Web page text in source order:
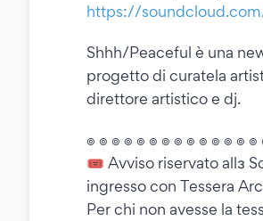
https://
Shhh/Peaceful è una
progetto di curatela
direttore artistico e dj.
๏ ๏ ๏ ๏ ๏ ๏ ๏ ๏ ๏ ๏ ๏ ๏ ๏
🎟 Avviso riservato allɜ
ingresso con Tessera
Per chi non avesse la